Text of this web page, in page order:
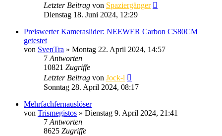
Letzter Beitrag von Spaziergänger
Dienstag 18. Juni 2024, 12:29
Preiswerter Kameraslider: NEEWER Carbon CS80CM
getestet
von SvenTra » Montag 22. April 2024, 14:57
7 Antworten
10821 Zugriffe
Letzter Beitrag von Jock-l
Sonntag 28. April 2024, 08:17
Mehrfachfernauslöser
von Trismegistos » Dienstag 9. April 2024, 21:41
7 Antworten
8625 Zugriffe